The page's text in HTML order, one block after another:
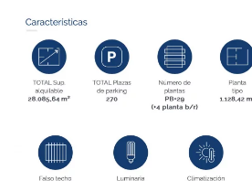
Ampliar